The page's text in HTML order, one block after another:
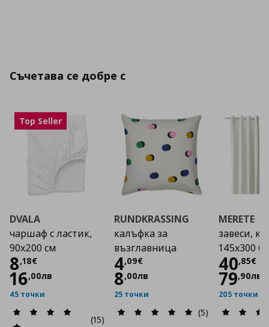
Съчетава се добре с
Top Seller
DVALA
чаршаф с ластик,
90x200 см
8,18€
Цена
16,00лв
45 точки
(15)
RUNDKRASSING
калъфка за
възглавница
4,09€
Цена
8,00лв
25 точки
(5)
MERETE
завеси, к-
145x300
40,85€
Цена
79,90лв
205 точки